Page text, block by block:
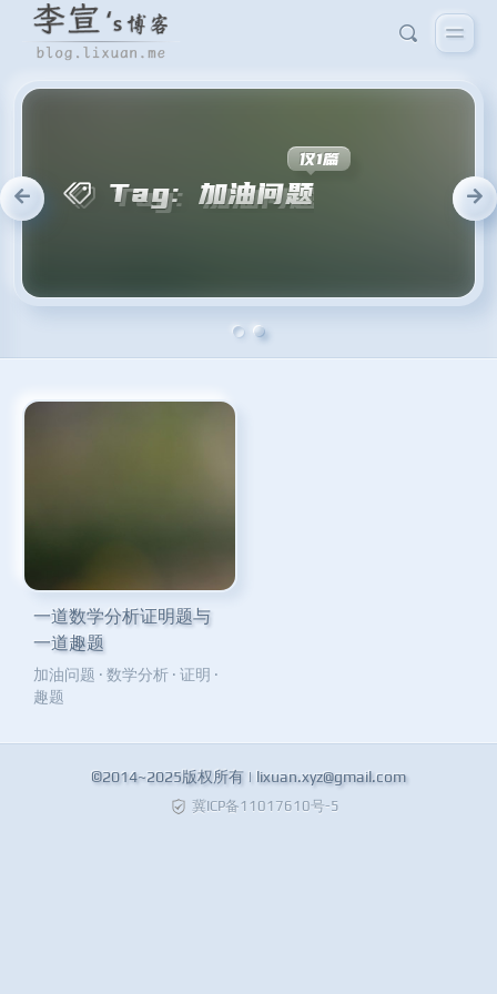
一道数学分析证明题与
一道趣题
加油问题 · 数学分析 · 证明 ·
趣题
©2014~2025版权所有 | lixuan.xyz@gmail.com
冀ICP备11017610号-5